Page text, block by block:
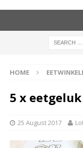
HOME
5 x
25 August 2017